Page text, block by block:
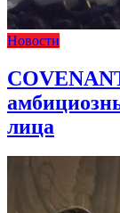
Новости
лица